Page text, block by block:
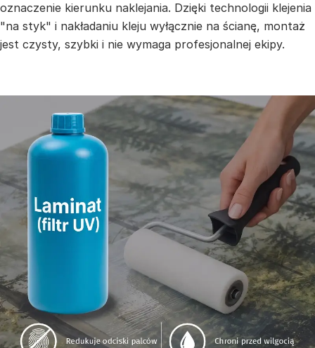
oznaczenie kierunku naklejania. Dzięki technologii klejenia
"na styk" i nakładaniu kleju wyłącznie na ścianę, montaż
jest czysty, szybki i nie wymaga profesjonalnej ekipy.